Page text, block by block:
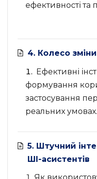
ефективності та
4. Колесо
Ефективні
формування
застосування
реальних умовах.
5. Штучний
ШІ-асистентів